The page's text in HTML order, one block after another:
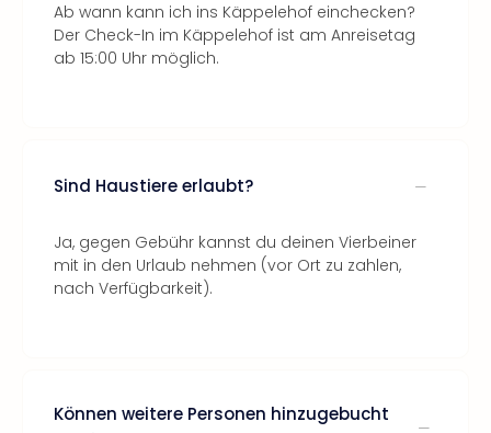
Ab wann kann ich ins Käppelehof einchecken?
Der Check-In im Käppelehof ist am Anreisetag
ab 15:00 Uhr möglich.
Sind Haustiere erlaubt?
Ja, gegen Gebühr kannst du deinen Vierbeiner
mit in den Urlaub nehmen (vor Ort zu zahlen,
nach Verfügbarkeit).
Können weitere Personen hinzugebucht